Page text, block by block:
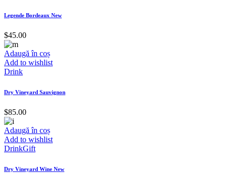
Legende Bordeaux New
$45.00
Adaugă în coș
Add to wishlist
Drink
Dry Vineyard Sauvignon
$85.00
Adaugă în coș
Add to wishlist
DrinkGift
Dry Vineyard Wine New